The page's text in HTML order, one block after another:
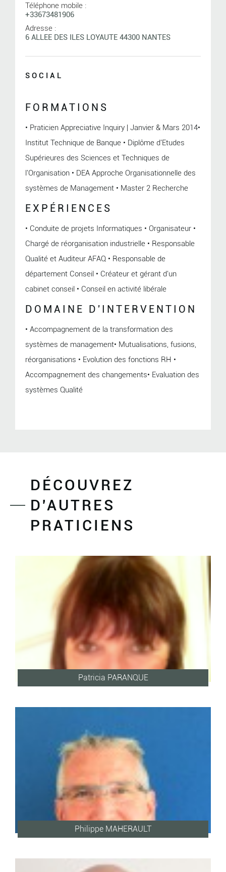
Téléphone mobile :
+33673481906
Adresse :
6 ALLEE DES ILES LOYAUTE 44300 NANTES
SOCIAL
FORMATIONS
• Praticien Appreciative Inquiry | Janvier & Mars 2014•
Institut Technique de Banque • Diplôme d'Etudes
Supérieures des Sciences et Techniques de
l'Organisation • DEA Approche Organisationnelle des
systèmes de Management • Master 2 Recherche
EXPÉRIENCES
• Conduite de projets Informatiques • Organisateur •
Chargé de réorganisation industrielle • Responsable
Qualité et Auditeur AFAQ • Responsable de
département Conseil • Créateur et gérant d'un
cabinet conseil • Conseil en activité libérale
DOMAINE D'INTERVENTION
• Accompagnement de la transformation des
systèmes de management• Mutualisations, fusions,
réorganisations • Evolution des fonctions RH •
Accompagnement des changements• Evaluation des
systèmes Qualité
DÉCOUVREZ
D'AUTRES
PRATICIENS
Patricia PARANQUE
Philippe MAHERAULT